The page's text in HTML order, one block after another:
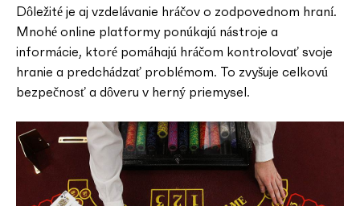
Dôležité je aj vzdelávanie hráčov o zodpovednom hraní.
Mnohé online platformy ponúkajú nástroje a
informácie, ktoré pomáhajú hráčom kontrolovať svoje
hranie a predchádzať problémom. To zvyšuje celkovú
bezpečnosť a dôveru v herný priemysel.